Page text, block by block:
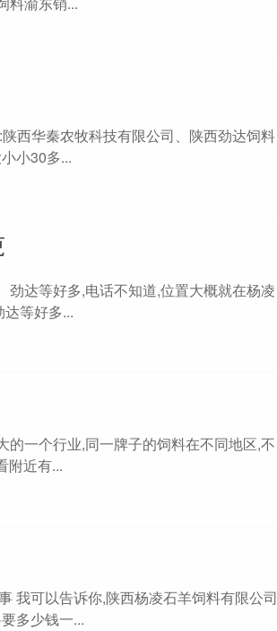
西华秦农牧科技有限公司、陕西劲达饲料
小30多...
达等好多,电话不知道,位置大概就在杨凌
等好多...
一个行业,同一牌子的饲料在不同地区,不
附近有...
我可以告诉你,陕西杨凌石羊饲料有限公司
多少钱一...